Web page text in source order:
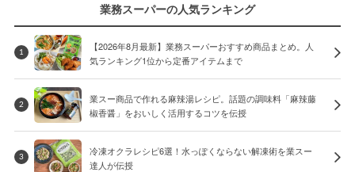
業務スーパーの人気ランキング
1
【2026年8月最新】業務スーパーおすすめ商品まとめ。人
気ランキング1位から定番アイテムまで
2
業スー商品で作れる麻辣湯レシピ。話題の調味料「麻辣藤
椒香醤」をおいしく活用するコツを伝授
3
冷凍オクラレシピ6選！水っぽくならない解凍術を業スー
達人が伝授